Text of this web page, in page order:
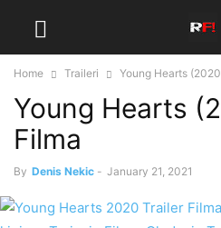
Home Traileri Young Hearts
Young Hearts
Filma
By Denis Nekic - January 21, 2021